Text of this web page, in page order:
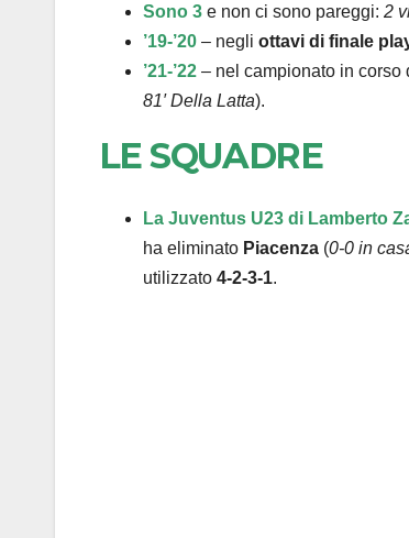
Sono 3 e non ci sono pareggi: 2
’19-’20 – negli ottavi di finale
’21-’22 – nel campionato in corso
81′ Della Latta).
LE SQUADRE
La Juventus U23 di Lamberto
ha eliminato Piacenza (0-0 in
utilizzato 4-2-3-1.